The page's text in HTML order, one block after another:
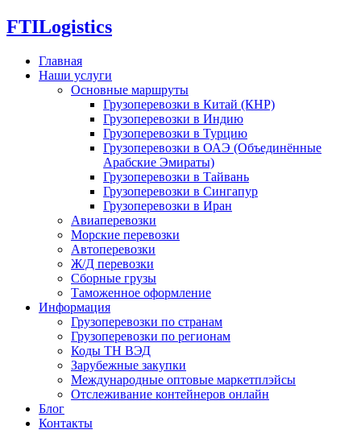
FTILogistics
Главная
Наши услуги
Основные маршруты
Грузоперевозки в Китай (КНР)
Грузоперевозки в Индию
Грузоперевозки в Турцию
Грузоперевозки в ОАЭ (Объединённые
Арабские Эмираты)
Грузоперевозки в Тайвань
Грузоперевозки в Сингапур
Грузоперевозки в Иран
Авиаперевозки
Морские перевозки
Автоперевозки
Ж/Д перевозки
Сборные грузы
Таможенное оформление
Информация
Грузоперевозки по странам
Грузоперевозки по регионам
Коды ТН ВЭД
Зарубежные закупки
Международные оптовые маркетплэйсы
Отслеживание контейнеров онлайн
Блог
Контакты